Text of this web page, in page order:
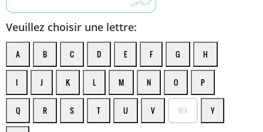
Veuillez choisir une lettre:
A B C D E F G H
I J K L M N O P
Q R S T U V WX Y